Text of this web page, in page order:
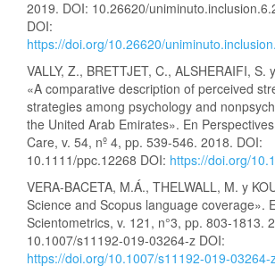
2019. DOI: 10.26620/
DOI:
https://doi.org/10.26620/
VALLY, Z., BRETTJET, C., ALSHERAIFI, S.
«A comparative description of perceived
strategies among psychology and
the United Arab Emirates». En
Care, v. 54, nº 4, pp. 539-546. 2018. DOI:
10.1111/ppc.12268 DOI: https://doi.org/
VERA-BACETA, M.Á., THELWALL, M. y
Science and Scopus language coverage».
Scientometrics, v. 121, n°3, pp. 803-1813.
10.1007/s11192-019-03264-z DOI:
https://doi.org/10.1007/s11192-019-03264-